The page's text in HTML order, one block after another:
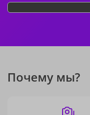
Почему мы?